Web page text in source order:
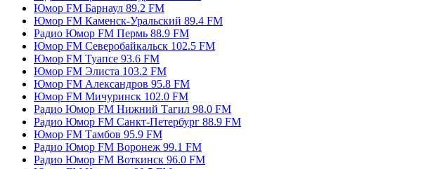
Юмор FM Барнаул 89.2 FM
Юмор FM Каменск-Уральский 89.4 FM
Радио Юмор FM Пермь 88.9 FM
Юмор FM Северобайкальск 102.5 FM
Юмор FM Туапсе 93.6 FM
Юмор FM Элиста 103.2 FM
Юмор FM Александров 95.8 FM
Юмор FM Мичуринск 102.0 FM
Радио Юмор FM Нижний Тагил 98.0 FM
Радио Юмор FM Санкт-Петербург 88.9 FM
Юмор FM Тамбов 95.9 FM
Радио Юмор FM Воронеж 99.1 FM
Радио Юмор FM Воткинск 96.0 FM